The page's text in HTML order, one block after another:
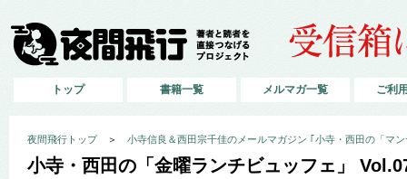
トップ 書籍一覧 メルマガ一覧 ご利
夜間飛行トップ＞ 小寺信良＆西田宗千佳のメールマガジン ｢小寺・西田の「マ
小寺・西田の「金曜ランチビュッフェ」